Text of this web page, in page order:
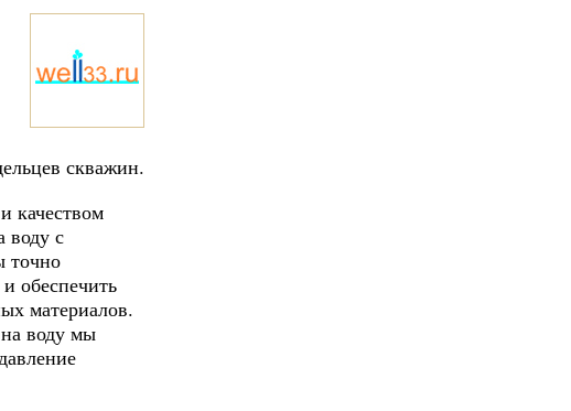
скважин.
качеством
воду с
точно
обеспечить
материалов.
воду мы